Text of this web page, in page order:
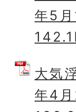
年5
大気
年4